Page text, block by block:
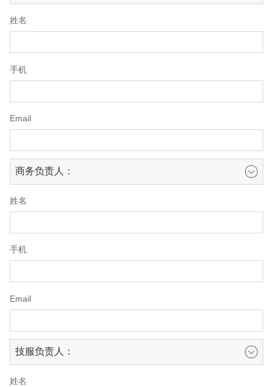
姓名
手机
Email
商务负责人：
姓名
手机
Email
技服负责人：
姓名